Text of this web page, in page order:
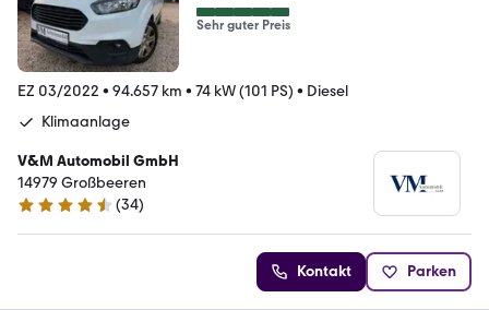
Sehr guter Preis
EZ 03/2022 • 94.657 km • 74 kW (101 PS) • Diesel
Klimaanlage
V&M Automobil GmbH
14979 Großbeeren
4.4 Sterne
(34)
Kontakt Parken